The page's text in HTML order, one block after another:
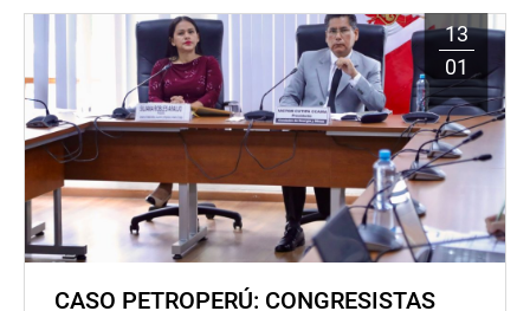
13
01
CASO PETROPERÚ: CONGRESISTAS